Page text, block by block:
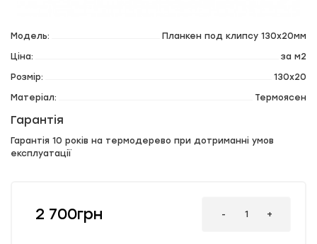
Модель: Планкен под клипсу 130х20мм
Ціна: за м2
Розмір: 130x20
Матеріал: Термоясен
Гарантія
Гарантія 10 років на термодерево при дотриманні умов
експлуатації
2 700грн - +